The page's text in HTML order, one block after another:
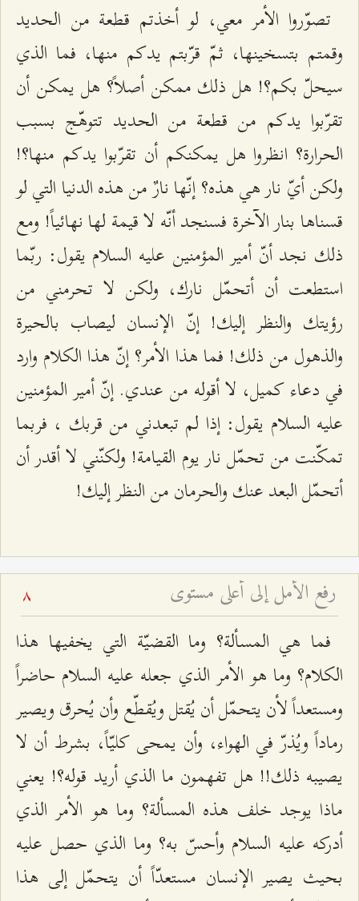
تصوّروا الأمر معي، لو أخذتم قطعة من الحديد
وقمتم بتسخينها، ثمّ قرّبتم يدكم منها، فما الذي
سيحلّ بكم؟! هل ذلك ممكن أصلاً؟ هل يمكن أن
تقرّبوا يدكم من قطعة من الحديد تتوهّج بسبب
الحرارة؟ انظروا هل يمكنكم أن تقرّبوا يدكم منها؟!
ولكن أيّ نار هي هذه؟ إنّها نارٌ من هذه الدنيا التي لو
قسناها بنار الآخرة فسنجد أنّه لا قيمة لها نهائياً! ومع
ذلك نجد أنّ أمير المؤمنين عليه السلام يقول: ربّما
استطعت أن أتحمّل نارك، ولكن لا تحرمني من
رؤيتك والنظر إليك! إنّ الإنسان ليصاب بالحيرة
والذهول من ذلك! فما هذا الأمر؟ إنّ هذا الكلام وارد
في دعاء كميل، لا أقوله من عندي. إنّ أمير المؤمنين
عليه السلام يقول: إذا لم تبعدني من قربك ، فربما
تمكّنت من تحمّل نار يوم القيامة! ولكنّني لا أقدر أن
أتحمّل البعد عنك والحرمان من النظر إليك!
رفع الأمل إلى أعلى مستوى 8
فما هي المسألة؟ وما القضيّة التي يخفيها هذا
الكلام؟ وما هو الأمر الذي جعله عليه السلام حاضراً
ومستعداً لأن يتحمّل أن يُقتل ويُقطّع وأن يُحرق ويصير
رماداً ويُذرّ في الهواء، وأن يمحى كليّاً، بشرط أن لا
يصيبه ذلك!! هل تفهمون ما الذي أريد قوله؟! يعني
ماذا يوجد خلف هذه المسألة؟ وما هو الأمر الذي
أدركه عليه السلام وأحسّ به؟ وما الذي حصل عليه
بحيث يصير الإنسان مستعدّاً أن يتحمّل إلى هذا